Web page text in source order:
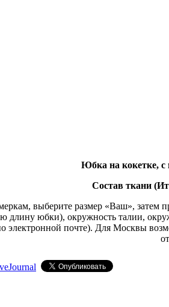
Юбка на кокетке, с
Состав ткани
выберите размер «Ваш», затем
длину юбки), окружность талии,
электронной почте). Для Москвы